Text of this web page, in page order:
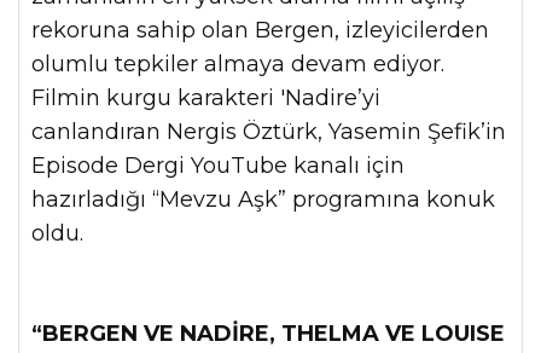
rekoruna sahip olan Bergen, izleyicilerden
olumlu tepkiler almaya devam ediyor.
Filmin kurgu karakteri 'Nadire’yi
canlandıran Nergis Öztürk, Yasemin Şefik’in
Episode Dergi YouTube kanalı için
hazırladığı “Mevzu Aşk” programına konuk
oldu.
“BERGEN VE NADİRE, THELMA VE LOUISE